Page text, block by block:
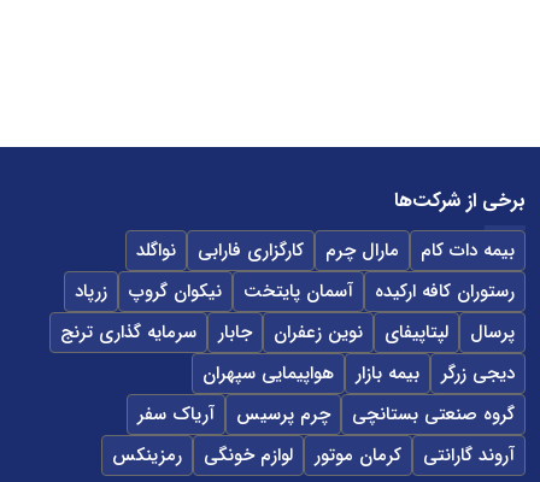
برخی از شرکت‌ها
بیمه دات کام مارال چرم کارگزاری فارابی
نواگلد
رستوران کافه ارکیده
آسمان پایتخت نیکوان گروپ
زرپاد
پرسال
لپتاپیفای نوین زعفران جابار
سرمایه گذاری ترنج
دیجی زرگر
بیمه بازار
هواپیمایی سپهران
گروه صنعتی بستانچی
چرم پرسیس
آریاک سفر
آروند گارانتی
کرمان موتور لوازم خونگی رمزینکس